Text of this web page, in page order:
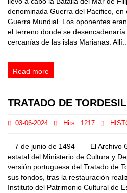
denominada Guerra del Pacifico,
Guerra Mundial. Los oponentes
el terreno donde se
cercanías de las islas Marianas. Allí...
Read more
TRATADO DE
03-06-2024 Hits: 1217
—7 de junio de 1494— El Archivo
estatal del Ministerio de Cultura y
versión portuguesa del Tratado de
sus fondos, tras la restauración
Instituto del Patrimonio Cultural de